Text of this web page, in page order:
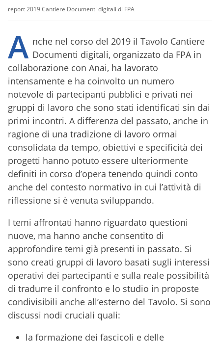
report 2019 Cantiere Documenti digitali di FPA
A nche nel corso del 2019 il Tavolo Cantiere
Documenti digitali, organizzato da FPA in
collaborazione con Anai, ha lavorato
intensamente e ha coinvolto un numero
notevole di partecipanti pubblici e privati nei
gruppi di lavoro che sono stati identificati sin dai
primi incontri. A differenza del passato, anche in
ragione di una tradizione di lavoro ormai
consolidata da tempo, obiettivi e specificità dei
progetti hanno potuto essere ulteriormente
definiti in corso d’opera tenendo quindi conto
anche del contesto normativo in cui l’attività di
riflessione si è venuta sviluppando.
I temi affrontati hanno riguardato questioni
nuove, ma hanno anche consentito di
approfondire temi già presenti in passato. Si
sono creati gruppi di lavoro basati sugli interessi
operativi dei partecipanti e sulla reale possibilità
di tradurre il confronto e lo studio in proposte
condivisibili anche all’esterno del Tavolo. Si sono
discussi nodi cruciali quali:
la formazione dei fascicoli e delle